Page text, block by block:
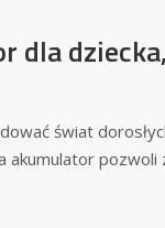
dla
świat
akumulator